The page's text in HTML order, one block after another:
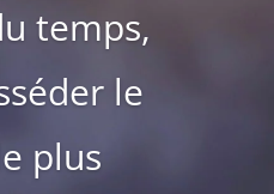
temps,
le
plus